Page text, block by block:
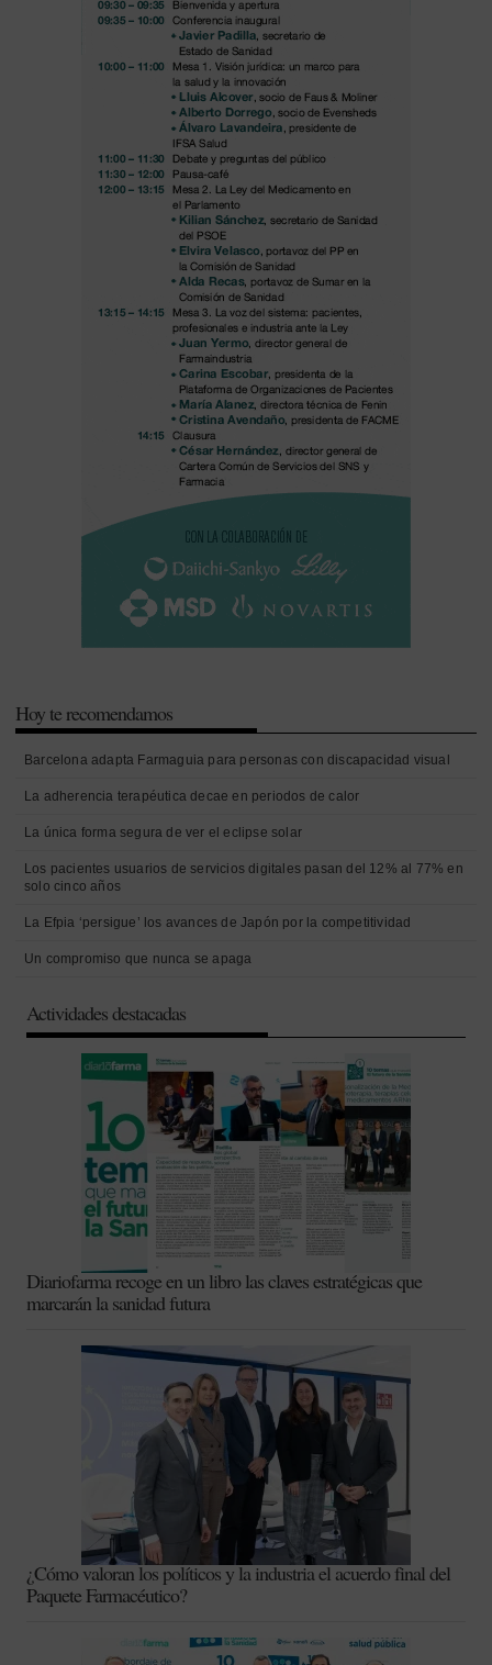
Hoy te recomendamos
Barcelona adapta Farmaguia para personas con discapacidad visual
La adherencia terapéutica decae en periodos de calor
La única forma segura de ver el eclipse solar
Los pacientes usuarios de servicios digitales pasan del 12% al 77% en
solo cinco años
La Efpia ‘persigue’ los avances de Japón por la competitividad
Un compromiso que nunca se apaga
Actividades destacadas
Diariofarma recoge en un libro las claves estratégicas que
marcarán la sanidad futura
¿Cómo valoran los políticos y la industria el acuerdo final del
Paquete Farmacéutico?